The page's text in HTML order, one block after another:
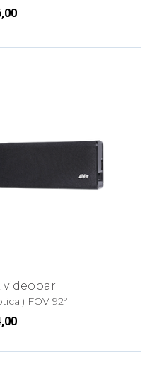
videobar
FOV 92º